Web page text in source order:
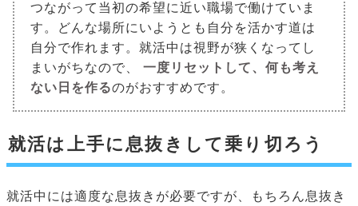
つながって当初の希望に近い職場で働けていま
す。どんな場所にいようとも自分を活かす道は
自分で作れます。就活中は視野が狭くなってし
まいがちなので、
一度リセットして、何も考え
ない日を作るのがおすすめです。
就活は上手に息抜きして乗り切ろう
就活中には適度な息抜きが必要ですが、もちろん息抜き